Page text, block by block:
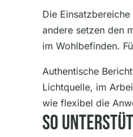
Die
andere setzen den
im Wohlbefinden.
Authentische
Lichtquelle, im
wie flexibel die
So